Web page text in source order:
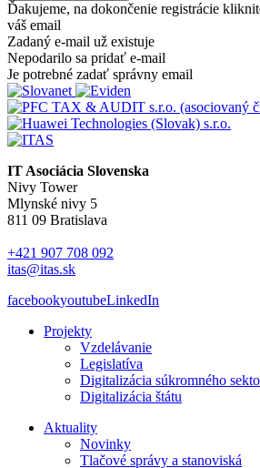
Ďakujeme, na dokončenie registrácie
váš email
Zadaný e-mail už existuje
Nepodarilo sa pridať e-mail
Je potrebné zadať správny email
IT Asociácia Slovenska
Nivy Tower
Mlynské nivy 5
811 09 Bratislava
+421 907 708 092
itas@itas.sk
facebookyoutubeLinkedIn
Projekty
Vzdelávanie
Legislatíva
Digitalizácia súkromného
Digitalizácia štátu
Aktuality
Novinky
Tlačové správy a stanoviská